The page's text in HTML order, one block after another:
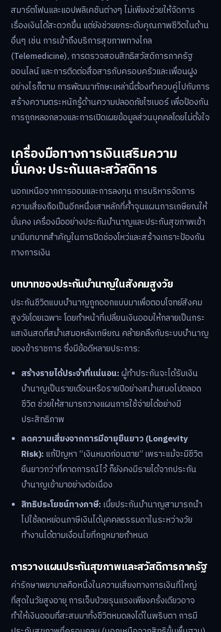
สมาร์ตโฟนและแอปพลิเคชันต่างๆ ไม่เพียงช่วยให้จัดการ
เรื่องเงินได้สะดวกขึ้น แต่ยังช่วยยกระดับคุณภาพชีวิตในด้าน
อื่นๆ เช่น การเข้าถึงบริการสุขภาพทางไกล
(Telemedicine), การตรวจสอบสิทธิสวัสดิการภาครัฐ
ออนไลน์ และการติดต่อสื่อสารกับครอบครัวและเพื่อนฝูง
อย่างไรก็ตาม การพัฒนาทักษะเหล่านี้ต้องทำควบคู่ไปกับการ
สร้างความตระหนักรู้ด้านความปลอดภัยไซเบอร์ เพื่อป้องกัน
การถูกหลอกลวงและการเปิดเผยข้อมูลส่วนบุคคลโดยไม่ตั้งใจ
เครื่องมือทางการเงินเสริมความ
มั่นคง: ประกันและสวัสดิการ
นอกเหนือจากการออมและการลงทุน การบริหารจัดการ
ความเสี่ยงถือเป็นอีกหนึ่งเสาหลักที่ค้ำจุนแผนการเกษียณให้
มั่นคง เครื่องมืออย่างประกันบำนาญและประกันสุขภาพเข้า
มามีบทบาทสำคัญในการปิดช่องโหว่และสร้างเกราะป้องกัน
ทางการเงิน
บทบาทของประกันบำนาญในสังคมสูงวัย
ประกันชีวิตแบบบำนาญถูกออกแบบมาเพื่อตอบโจทย์สังคม
สูงวัยโดยเฉพาะ โดยทำหน้าที่เปลี่ยนเงินออมให้กลายเป็นกระ
แสเงินสดที่สม่ำเสมอหลังเกษียณ คล้ายคลึงกับระบบบำนาญ
ของข้าราชการ ซึ่งมีข้อดีหลายประการ:
สร้างรายได้ประจำที่แน่นอน:ผู้ทำประกันจะได้รับเงิน
บำนาญเป็นรายเดือนหรือรายปีอย่างสม่ำเสมอไปตลอด
ชีวิต ช่วยให้สามารถวางแผนการใช้จ่ายได้อย่างมี
ประสิทธิภาพ
ลดความเสี่ยงจากการมีอายุยืนยาว (Longevity
Risk): แก้ปัญหา “เงินหมดก่อนตาย” เพราะแม้จะมีชีวิต
ยืนยาวกว่าที่คาดการณ์ไว้ ก็ยังคงมีรายได้จากประกัน
บำนาญเข้ามาอย่างต่อเนื่อง
สิทธิประโยชน์ทางภาษี: เบี้ยประกันบำนาญสามารถนำ
ไปใช้ลดหย่อนภาษีเงินได้บุคคลธรรมดาในระหว่างวัย
ทำงานได้ตามเงื่อนไขที่กฎหมายกำหนด
การวางแผนประกันสุขภาพและสวัสดิการภาครัฐ
ค่ารักษาพยาบาลคือหนึ่งในความเสี่ยงทางการเงินที่ใหญ่
ที่สุดในวัยสูงอายุ การเจ็บป่วยรุนแรงเพียงครั้งเดียวอาจ
ทำให้เงินออมที่สะสมมาทั้งชีวิตหมดลงได้ในพริบตา การมี